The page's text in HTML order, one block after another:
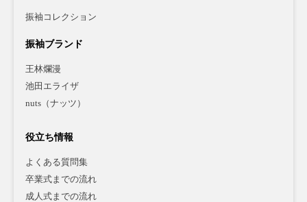
振袖コレクション
振袖ブランド
王林爛漫
池田エライザ
nuts（ナッツ）
役立ち情報
よくある質問集
卒業式までの流れ
成人式までの流れ